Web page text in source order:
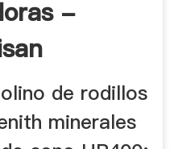
-
de rodillos
minerales